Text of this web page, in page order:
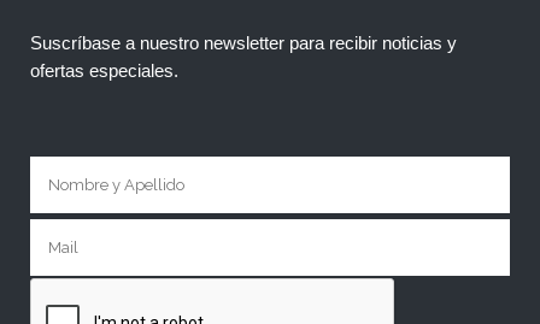
Suscríbase a nuestro newsletter para recibir noticias y
ofertas especiales.